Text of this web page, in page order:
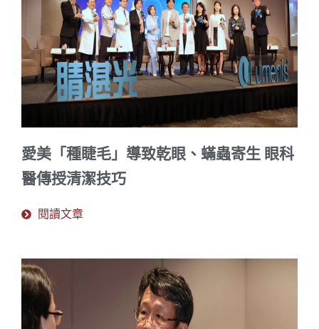
愛美「種睫毛」導致乾眼、蟎蟲寄生 眼科
醫傳授清潔技巧
閱讀文章